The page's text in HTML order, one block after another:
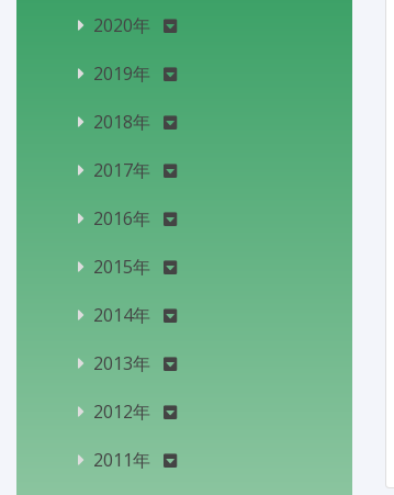
2020年
2019年
2018年
2017年
2016年
2015年
2014年
2013年
2012年
2011年